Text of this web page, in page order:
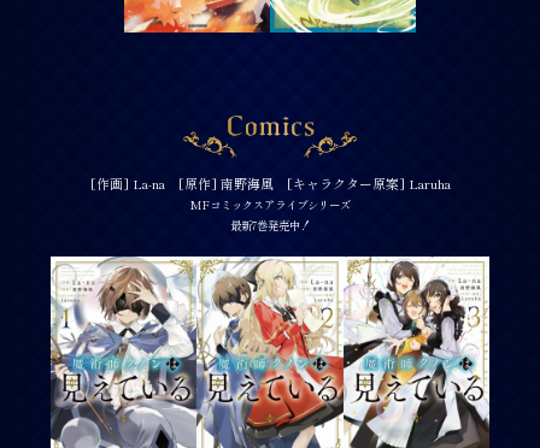
[作画] La-na [原作] 南野海風 [キャラクター原案] Laruha
MFコミックスアライブシリーズ
最新7巻発売中！